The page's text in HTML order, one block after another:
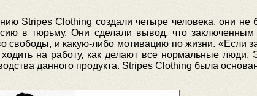
Stripes Clothing создали четыре человека, они не
в тюрьму. Они сделали вывод, что заключенным
свободы, и какую-либо мотивацию по жизни. «Если
ходить на работу, как делают все нормальные
данного продукта. Stripes Clothing была